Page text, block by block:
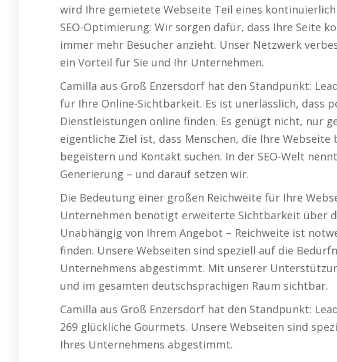
wird Ihre gemietete Webseite Teil eines
SEO-Optimierung: Wir sorgen dafür, dass Ihre Seite
immer mehr Besucher anzieht. Unser Netzwerk
ein Vorteil für Sie und Ihr Unternehmen.
Camilla aus Groß Enzersdorf hat den Standpunkt:
für Ihre Online-Sichtbarkeit. Es ist unerlässlich, dass
Dienstleistungen online finden. Es genügt nicht, nur
eigentliche Ziel ist, dass Menschen, die Ihre
begeistern und Kontakt suchen. In der SEO-Welt
Generierung – und darauf setzen wir.
Die Bedeutung einer großen Reichweite für Ihre
Unternehmen benötigt erweiterte Sichtbarkeit über
Unabhängig von Ihrem Angebot – Reichweite ist
finden. Unsere Webseiten sind speziell auf die
Unternehmens abgestimmt. Mit unserer
und im gesamten deutschsprachigen Raum sichtbar.
Camilla aus Groß Enzersdorf hat den Standpunkt:
269 glückliche Gourmets. Unsere Webseiten sind
Ihres Unternehmens abgestimmt.